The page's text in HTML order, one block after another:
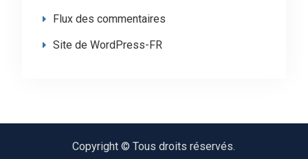
Flux des commentaires
Site de WordPress-FR
Copyright © Tous droits réservés.